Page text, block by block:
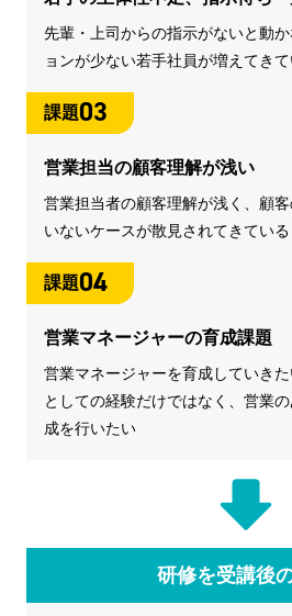
先輩・上司からの指示がないと動
ョンが少ない若手社員が増えてき
課題03
営業担当の顧客理解が浅い
営業担当者の顧客理解が浅く、顧
いないケースが散見されてきている
課題04
営業マネージャーの育成課題
営業マネージャーを育成していき
としての経験だけではなく、営業
成を行いたい
研修を受講後